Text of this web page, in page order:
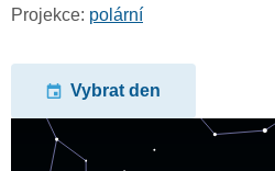
Projekce: polární
Vybrat den
undefined
undefined